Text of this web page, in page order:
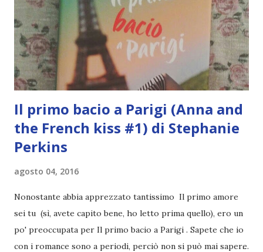
CONSIGLIO AL CENTRO DELL'UNIVERSO Questo libro
per me è imperdibile. Vale tutti i soldi che costa e se
costasse il triplo, meriterebbe anche quelli. Non ho ancora
scritto una recensione e non so se lo farò mai perché mi
sono troppo immedesimata nella ...
Il primo bacio a Parigi (Anna and
the French kiss #1) di Stephanie
Perkins
agosto 04, 2016
Nonostante abbia apprezzato tantissimo Il primo amore
sei tu (sì, avete capito bene, ho letto prima quello), ero un
po' preoccupata per Il primo bacio a Parigi . Sapete che io
con i romance sono a periodi, perciò non si può mai sapere